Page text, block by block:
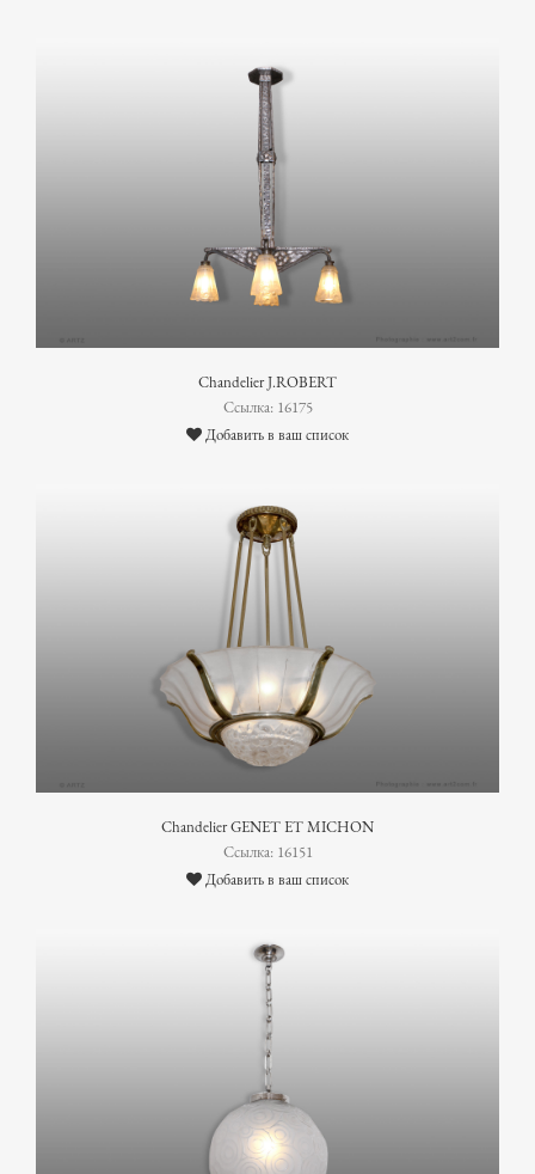
Chandelier J.ROBERT
Ссылка: 16175
Добавить в ваш список
Chandelier GENET ET MICHON
Ссылка: 16151
Добавить в ваш список